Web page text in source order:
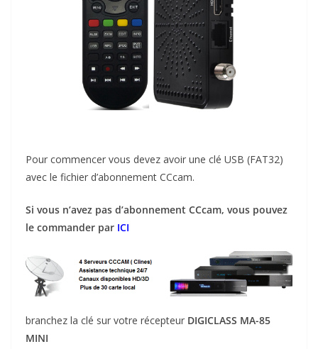
Pour commencer vous devez avoir une clé USB (FAT32)
avec le fichier d’abonnement CCcam.
Si vous n’avez pas d’abonnement CCcam, vous pouvez
le commander par ICI
branchez la clé sur votre récepteur DIGICLASS MA-85
MINI